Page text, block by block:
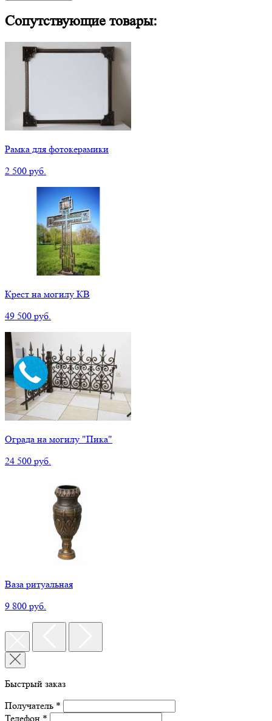
Сопутствующие товары:
Рамка для фотокерамики
2 500 руб.
Крест на могилу КВ
49 500 руб.
Ограда на могилу "Пика"
24 500 руб.
Ваза ритуальная
9 800 руб.
Быстрый заказ
Получатель *
Телефон *